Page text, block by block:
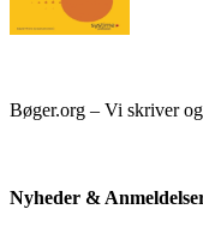
Bøger.org – Vi skriver
Nyheder &